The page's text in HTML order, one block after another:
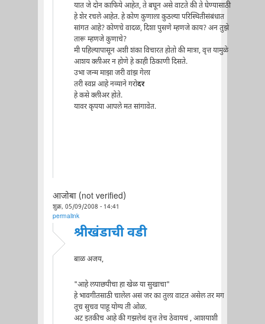
यात जे दोन काफिये आहेत, ते बघून असे वाटते की ते घेण्यासाठी
हे शेर रचले आहेत. हे कोण कुणाला कुठल्या परिस्थितीसंबंधात
सांगत आहे? कोणचे वादळ, दिशा पुसणे म्हणजे काय? अन तुझे
तारू म्हणजे कुणाचे?
मी पहिल्यापासून अशी शंका विचारत होतो की मात्रा, वृत्त यामुळे
आशय क्लीअर न होणे हे काही ठिकाणी दिसते.
उभा जन्म माझा जरी वांझ गेला
तरी स्वप्न आहे नव्याने गरोदर
हे कसे क्लीअर होते.
यावर कृपया आपले मत सांगावेत.
आजोबा (not verified)
शुक्र, 05/09/2008 - 14:41
permalink
श्रीखंडाची वडी
बाळ अजय,
"आहे लपाछपीचा हा खेळ या सुखाचा"
हे भावगीतसाठी चालेल असं जर का तुला वाटत असेल तर मग
तूच सुचव पाहू योग्य ती ओळ.
अट इतकीच आहे की गझलेचं वृत्त तेच ठेवायचं , आशयाशी